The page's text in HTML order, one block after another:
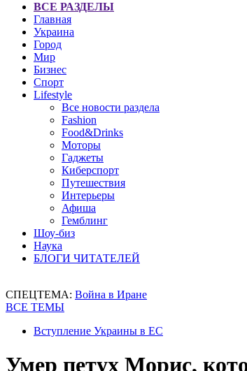
ВСЕ РАЗДЕЛЫ
Главная
Украина
Город
Мир
Бизнес
Спорт
Lifestyle
Все новости раздела
Fashion
Food&Drinks
Моторы
Гаджеты
Киберспорт
Путешествия
Интерьеры
Афиша
Гемблинг
Шоу-биз
Наука
БЛОГИ ЧИТАТЕЛЕЙ
СПЕЦТЕМА: Война в Иране
ВСЕ ТЕМЫ
Вступление Украины в ЕС
Умер петух Морис,